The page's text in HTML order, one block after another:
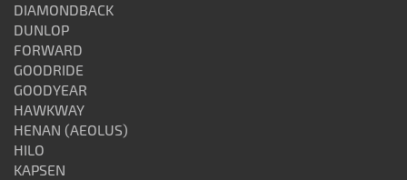
DIAMONDBACK
DUNLOP
FORWARD
GOODRIDE
GOODYEAR
HAWKWAY
HENAN (AEOLUS)
HILO
KAPSEN